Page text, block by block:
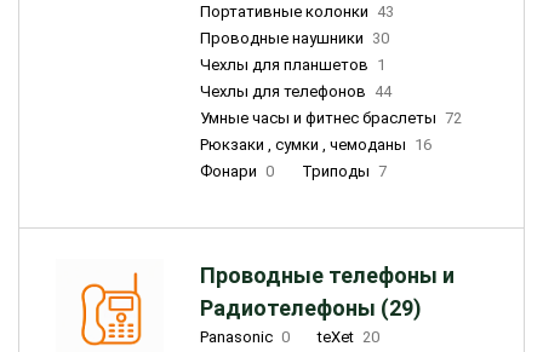
Портативные колонки 43
Проводные наушники 30
Чехлы для планшетов 1
Чехлы для телефонов 44
Умные часы и фитнес браслеты 72
Рюкзаки , сумки , чемоданы 16
Фонари 0 Триподы 7
Проводные телефоны и
Радиотелефоны (29)
Panasonic 0 teXet 20